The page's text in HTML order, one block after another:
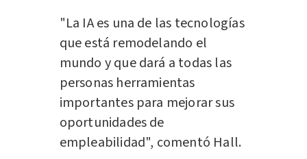
"La IA es una de las tecnologías
que está remodelando el
mundo y que dará a todas las
personas herramientas
importantes para mejorar sus
oportunidades de
empleabilidad", comentó Hall.